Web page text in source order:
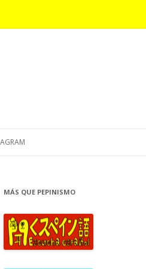
MÁS QUE PEPINISMO